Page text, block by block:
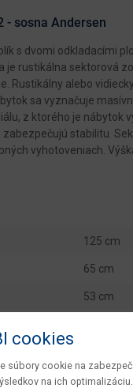
- sosna Andersen
s dvomi odkladacími
je rustikálna sektorová
Rustikálny alebo
sa vyznačuje
z ktorého je nábytok
zabezpečujú stabilitu.
vyhotoveniach.
125 cm
65 cm
53 cm
27 kg
cookies
súbory cookie na
na ich